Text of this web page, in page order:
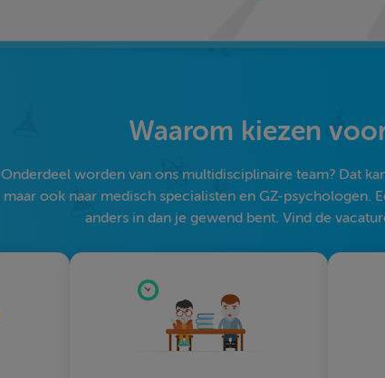
Waarom kiezen
Onderdeel worden van ons multidisciplinaire team? Dat
maar ook naar medisch specialisten en GZ-psychologen.
anders in dan je gewend bent. Vind de